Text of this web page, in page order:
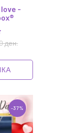
-
ден.
-37%